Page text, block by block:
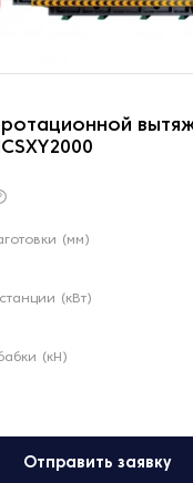
(мм)
(кВт)
(кН)
Отправить заявку